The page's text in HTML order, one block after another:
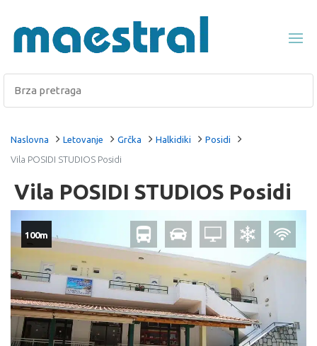
Naslovna Letovanje Grčka Halkidiki
Posidi
Vila POSIDI STUDIOS Posidi
Vila POSIDI STUDIOS Posidi
100m